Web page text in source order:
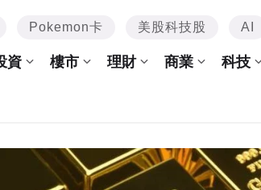
Pokemon卡 美股科技股 AI
資 樓市 理財 商業 科技